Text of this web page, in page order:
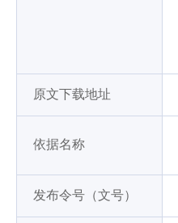
原文下载地址
依据名称
发布令号（文号）